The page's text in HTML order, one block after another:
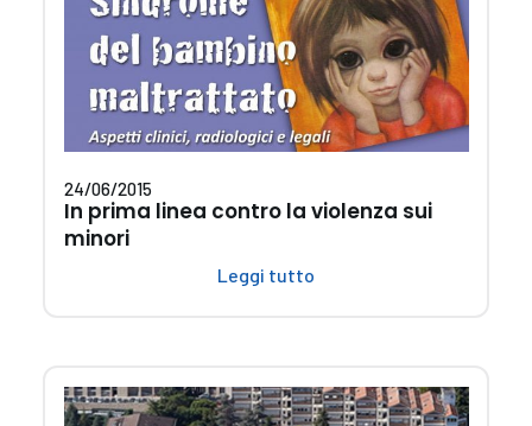
24/06/2015
In prima linea contro la violenza sui
minori
Leggi tutto